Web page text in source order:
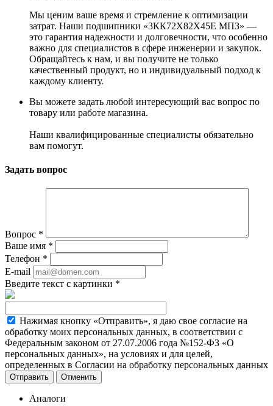
Мы ценим ваше время и стремление к оптимизации
затрат. Наши подшипники «3КК72X82X45Е МПЗ» —
это гарантия надежности и долговечности, что особенно
важно для специалистов в сфере инженерии и закупок.
Обращайтесь к нам, и вы получите не только
качественный продукт, но и индивидуальный подход к
каждому клиенту.
Вы можете задать любой интересующий вас вопрос по
товару или работе магазина.
Наши квалифицированные специалисты обязательно
вам помогут.
Задать вопрос
Вопрос *
Ваше имя *
Телефон *
E-mail
Введите текст с картинки *
Нажимая кнопку «Отправить», я даю свое согласие на
обработку моих персональных данных, в соответствии с
Федеральным законом от 27.07.2006 года №152-ФЗ «О
персональных данных», на условиях и для целей,
определенных в Согласии на обработку персональных данных
Отменить
Аналоги